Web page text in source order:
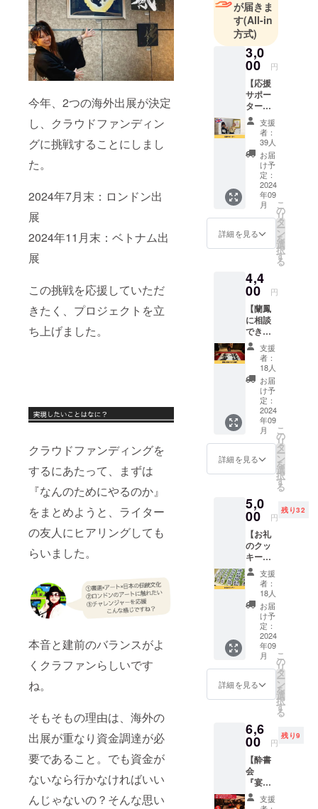
今年、2つの海外出展が決定
し、クラウドファンディン
グに挑戦することにしまし
た。
2024年7月末：ロンドン出
展
2024年11月末：ベトナム出
展
この挑戦を応援していただ
きたく、プロジェクトを立
ち上げました。
クラウドファンディングを
するにあたって、まずは
『なんのためにやるのか』
をまとめようと、ライター
の友人にヒアリングしても
らいました。
本音と建前のバランスがよ
く クラファンらしいです
ね。
そもそもの理由は、海外の
出展が重なり資金調達が必
要であること。 でも資金が
ないなら行かなければいい
んじゃないの？そんな思い
を大切にし
ています。
海外に行く
のは生まれ
て初めてで
緊張してい
が届きま
す(All-in
方式)
3,0
00 円
【応援
サポー
ター】
書道家
蘭鳳を
ただた
だ応
援！お
礼のハ
ガキを
送りま
す。 ロ
ンド
ン・ベ
トナム
でしっ
飯食べ
ておい
で！と
応援し
てくだ
さる方
よろし
くお願
いしま
す！ な
お、支
援時に
上乗せ
支援が
可能で
す。 応
援の気
歓迎で
す！
支援
者：
39人
お届
け予
定：
2024
年09
月
詳細を見る
こ
の
リ
タ
ー
ン
を
選
択
す
る
4,4
00 円
【蘭鳳
に相談
できる
権利】
蘭鳳に
色々相
談でき
る権利
です。
本名
「し
ほ」な
ので
ラッ
キーナ
ンバー
の4,400
円で
す。 〜
こんな
こと聞
けちゃ
いま
す！〜
・海外
出展の
実態や
お金事
情や裏
話 ・
アー
ティス
トSNS
・NFT
のこと
教えて
ほしい
・クラ
ウド
ファン
支援
者：
18人
お届
け予
定：
2024
年09
月
詳細を見る
こ
の
リ
タ
ー
ン
を
選
択
す
る
5,0
00 円
残り32
【お礼
のクッ
キー】
京都の
美味し
いケー
キ屋さ
ん、パ
ティス
リーミ
ムラさ
んに
作って
いただ
いてい
るすっ
味しい
蘭鳳オ
リジナ
ル筆文
字クッ
キーを
お届け
しま
支援
者：
18人
お届
け予
定：
2024
年09
月
詳細を見る
こ
の
リ
タ
ー
ン
を
選
択
す
る
6,6
00 円
残り9
【酔書
会
『宴』
に参
加！】
支援